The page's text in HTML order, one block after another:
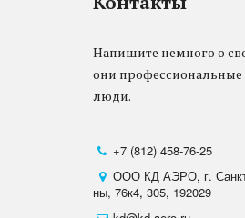
Напишите немного о
они
люди.
+7 (812) 458-76-25
ООО КД АЭРО, г.
ны, 76к4, 305, 192029